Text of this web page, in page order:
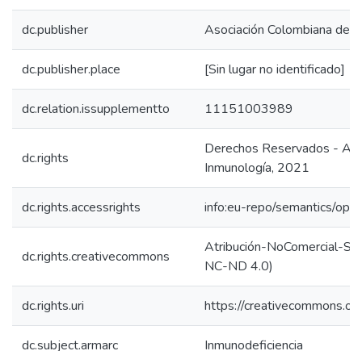
dc.publisher Asociación Colombiana de
dc.publisher.place [Sin lugar no identificado]
dc.relation.issupplementto 11151003989
dc.rights
Derechos Reservados -
Inmunología, 2021
dc.rights.accessrights info:eu-repo/semantics/
dc.rights.creativecommons
Atribución-NoComercial-
NC-ND 4.0)
dc.rights.uri https://
dc.subject.armarc Inmunodeficiencia